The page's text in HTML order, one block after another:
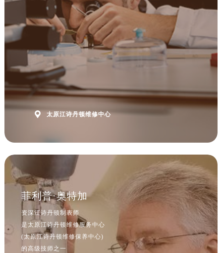
 太原江诗丹顿维修中心
菲利普·奥特加
资深江诗丹顿制表师
是太原江诗丹顿维修服务中心
(太原江诗丹顿维修保养中心)
的高级技师之一